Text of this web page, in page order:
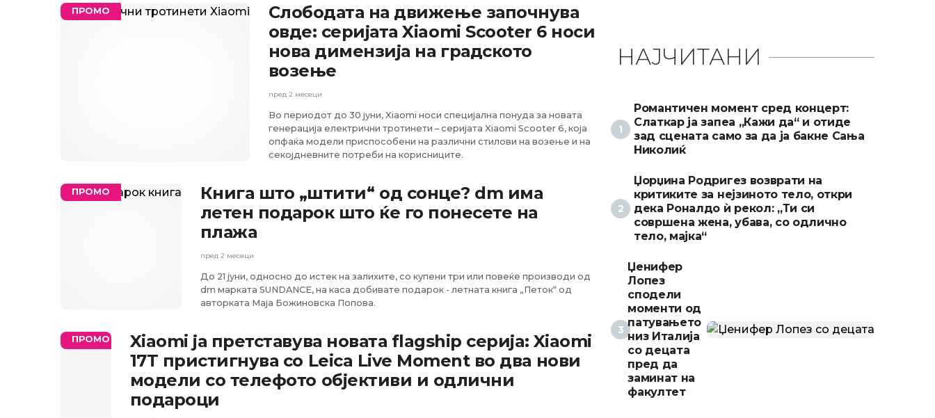
ПРОМО
Слободата на движење започнува
овде: серијата Xiaomi Scooter 6 носи
нова димензија на градското
возење
пред 2 месеци
Во периодот до 30 јуни, Xiaomi носи специјална понуда за новата
генерација електрични тротинети – серијата Xiaomi Scooter 6, која
опфаќа модели приспособени на различни стилови на возење и на
секојдневните потреби на корисниците.
ПРОМО
Книга што „штити“ од сонце? dm има
летен подарок што ќе го понесете на
плажа
пред 2 месеци
До 21 јуни, односно до истек на залихите, со купени три или повеќе производи од
dm марката SUNDANCE, на каса добивате подарок - летната книга „Петок“ од
авторката Маја Божиновска Попова.
ПРОМО
Xiaomi ја претставува новата flagship серија: Xiaomi
17T пристигнува со Leica Live Moment во два нови
модели со телефото објективи и одлични
подароци
НАЈЧИТАНИ
Романтичен момент сред концерт:
Слаткар ја запеа „Кажи да“ и отиде
зад сцената само за да ја бакне Сања
Николиќ
Џорџина Родригез возврати на
критиките за нејзиното тело, откри
дека Роналдо ѝ рекол: „Ти си
совршена жена, убава, со одлично
тело, мајка“
Џенифер
Лопез
сподели
моменти од
патувањето
низ Италија
со децата
пред да
заминат на
факултет